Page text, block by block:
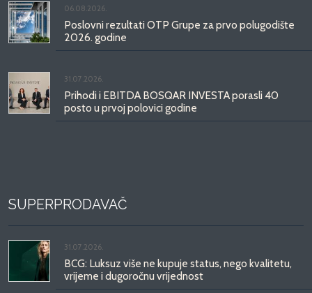
06.08.2026.
Poslovni rezultati OTP Grupe za prvo polugodište
2026. godine
31.07.2026.
Prihodi i EBITDA BOSQAR INVESTA porasli 40
posto u prvoj polovici godine
SUPERPRODAVAČ
31.07.2026.
BCG: Luksuz više ne kupuje status, nego kvalitetu,
vrijeme i dugoročnu vrijednost